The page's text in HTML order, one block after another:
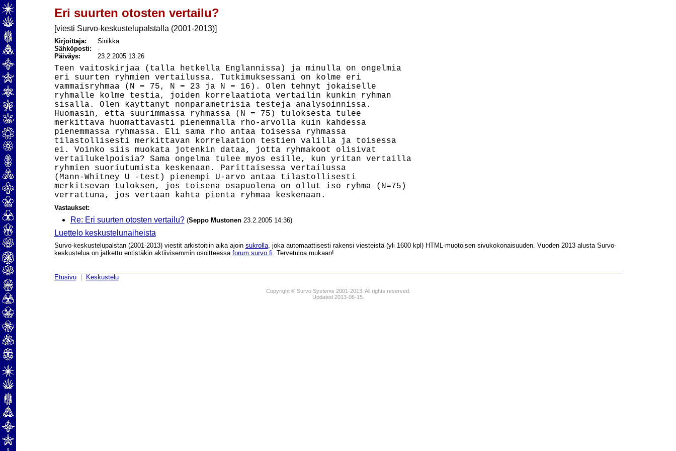
Eri suurten otosten vertailu?
[viesti Survo-keskustelupalstalla (2001-2013)]
Kirjoittaja:
Sinikka
Sähköposti: -
Päiväys:
23.2.2005 13:26
Teen vaitoskirjaa (talla hetkella Englannissa) ja minulla on ongelmia
eri suurten ryhmien vertailussa. Tutkimuksessani on kolme eri
vammaisryhmaa (N = 75, N = 23 ja N = 16). Olen tehnyt jokaiselle
ryhmalle kolme testia, joiden korrelaatiota vertailin kunkin ryhman
sisalla. Olen kayttanyt nonparametrisia testeja analysoinnissa.
Huomasin, etta suurimmassa ryhmassa (N = 75) tuloksesta tulee
merkittava huomattavasti pienemmalla rho-arvolla kuin kahdessa
pienemmassa ryhmassa. Eli sama rho antaa toisessa ryhmassa
tilastollisesti merkittavan korrelaation testien valilla ja toisessa
ei. Voinko siis muokata jotenkin dataa, jotta ryhmakoot olisivat
vertailukelpoisia? Sama ongelma tulee myos esille, kun yritan vertailla
ryhmien suoriutumista keskenaan. Parittaisessa vertailussa
(Mann-Whitney U -test) pienempi U-arvo antaa tilastollisesti
merkitsevan tuloksen, jos toisena osapuolena on ollut iso ryhma (N=75)
Vastaukset:
Re: Eri suurten otosten vertailu? (Seppo Mustonen23.2.2005 14:36)
Luettelo keskustelunaiheista
Survo-keskustelupalstan (2001-2013) viestit arkistoitiin aika ajoin sukrolla, joka automaattisesti rakensi viesteistä (yli 1600 kpl) HTML-muotoisen sivukokonaisuuden. Vuoden 2013 alusta Survo-
keskustelua on jatkettu entistäkin aktiivisemmin osoitteessa forum.survo.fi. Tervetuloa mukaan!
Etusivu| Keskustelu
Copyright © Survo Systems 2001-2013. All rights reserved.
Updated 2013-06-15.